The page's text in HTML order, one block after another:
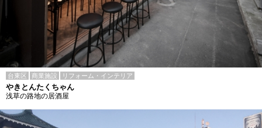
台東区 商業施設 リフォーム・インテリア
やきとんたくちゃん
浅草の路地の居酒屋